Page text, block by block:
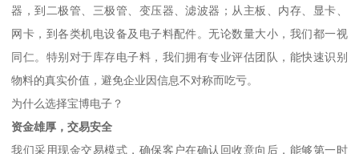
器，到二极管、三极管、变压器、滤波器；从主板、内存、显卡、
网卡，到各类机电设备及电子料配件。无论数量大小，我们都一视
同仁。特别对于库存电子料，我们拥有专业评估团队，能快速识别
物料的真实价值，避免企业因信息不对称而吃亏。
为什么选择宝博电子？
资金雄厚，交易安全
我们采用现金交易模式，确保客户在确认回收意向后，能够第一时